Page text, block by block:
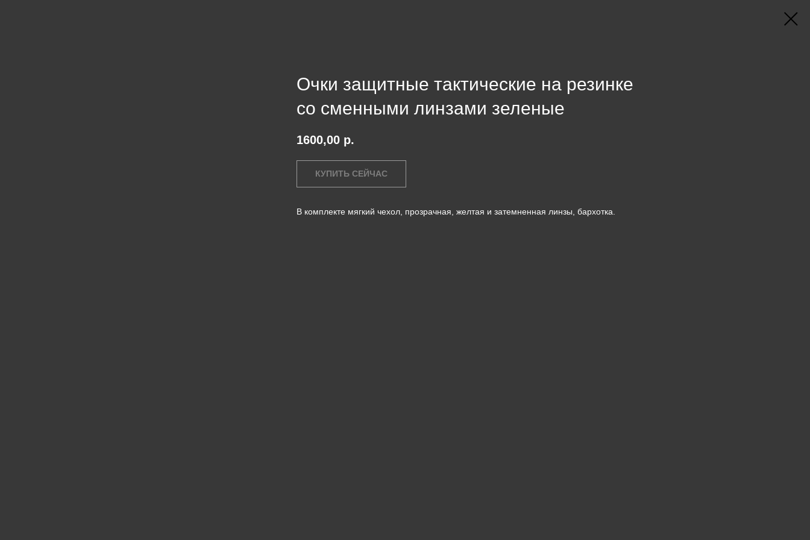
Очки защитные тактические на резинке
со сменными линзами зеленые
1600,00 р.
КУПИТЬ СЕЙЧАС
В комплекте мягкий чехол, прозрачная, желтая и затемненная линзы, бархотка.